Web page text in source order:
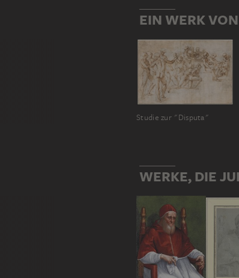
EIN WERK
Studie zur "Disputa"
WERKE, DIE